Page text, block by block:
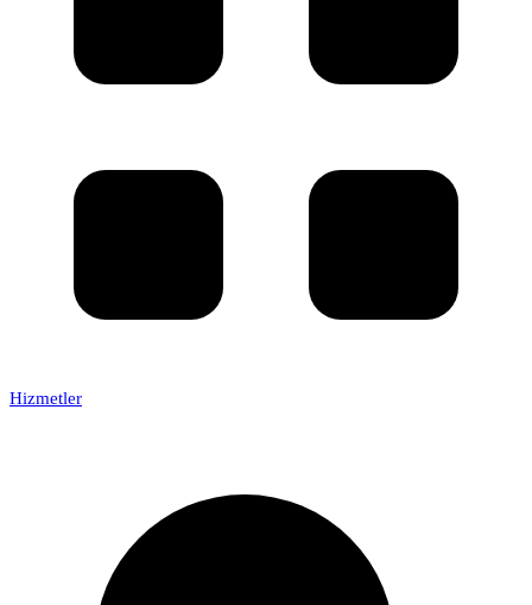
Hizmetler